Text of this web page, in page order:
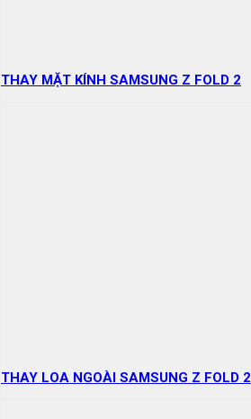
THAY MẶT KÍNH SAMSUNG Z FOLD 2
THAY LOA NGOÀI SAMSUNG Z FOLD 2